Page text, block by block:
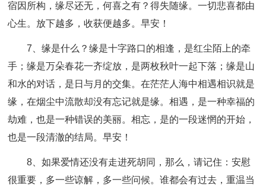
宿因所构，缘尽还无，何喜之有？得失随缘。一切悲喜都由
心生。放下越多，收获便越多。早安！
7、缘是什么？缘是十字路口的相逢，是红尘陌上的牵
手；缘是万朵春花一齐绽放，是两枚秋叶一起下落；缘是山
和水的对话，是日与月的交集。在茫茫人海中相遇相识就是
缘，在烟尘中流散却没有忘记就是缘。相遇，是一种幸福的
劫难，也是一种错误的美丽。相忘，是的一段迷惘的开始，
也是一段清澈的结局。早安！
8、如果爱情还没有走进死胡同，那么，请记住：安慰
很重要，多一些谅解，多一些问候。谁都会有过去，重温当